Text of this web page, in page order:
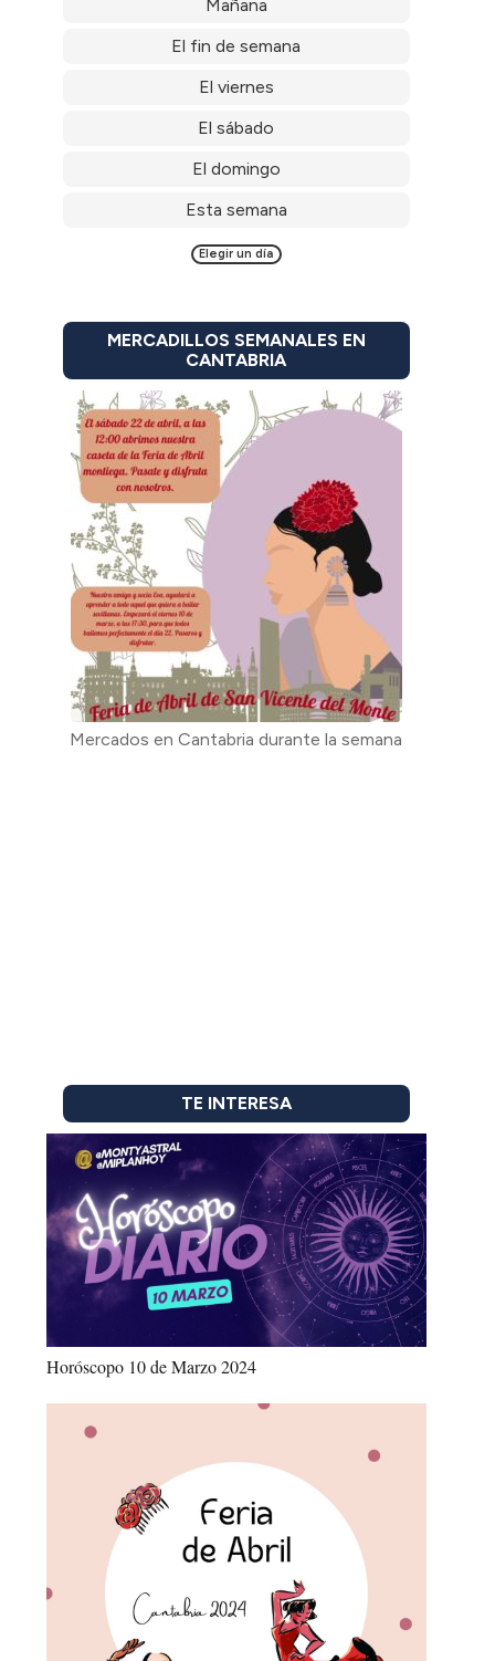
Mañana
El fin de semana
El viernes
El sábado
El domingo
Esta semana
Elegir un día
MERCADILLOS SEMANALES EN
CANTABRIA
Mercados en Cantabria durante la semana
TE INTERESA
Horóscopo 10 de Marzo 2024